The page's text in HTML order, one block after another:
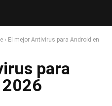
› El mejor Antivirus para Android en
para